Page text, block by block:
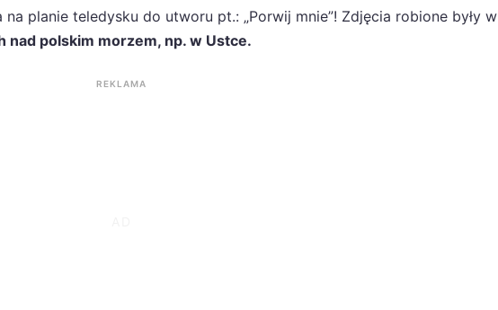
na planie teledysku do utworu pt.: „Porwij mnie”! Zdjęcia robione były w
nad polskim morzem, np. w Ustce.
REKLAMA